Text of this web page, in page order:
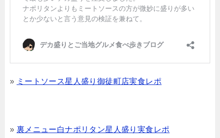
» ミートソース星人盛り御徒町店実食レポ
» 裏メニュー白ナポリタン星人盛り実食レポ